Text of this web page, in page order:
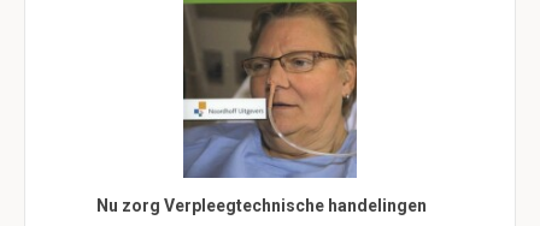
Nu zorg Verpleegtechnische handelingen